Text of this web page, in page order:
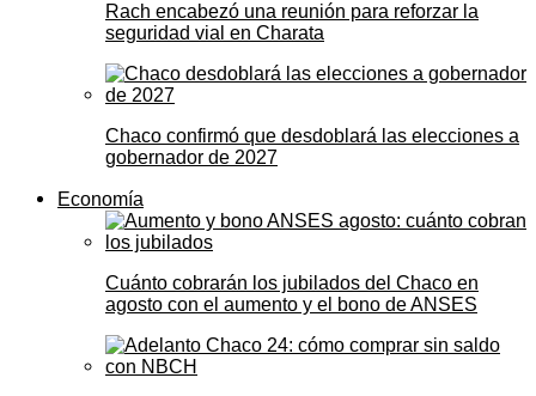
Rach encabezó una reunión para reforzar la
seguridad vial en Charata
Chaco confirmó que desdoblará las elecciones a
gobernador de 2027
Economía
Cuánto cobrarán los jubilados del Chaco en
agosto con el aumento y el bono de ANSES